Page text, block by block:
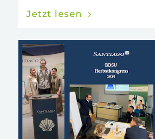
Jetzt lesen